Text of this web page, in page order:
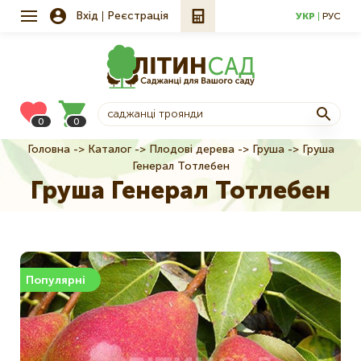
Вхід Реєстрація УКР РУС
0 0
Рядок
навіґації
Головна Каталог Плодові дерева Груша
Груша
Генерал Тотлебен
Груша Генерал Тотлебен
Популярні